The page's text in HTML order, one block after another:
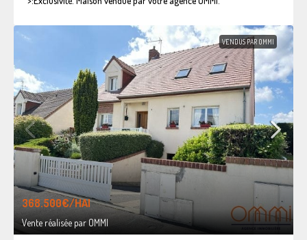
VENDUS PAR OMMI
368.500€/HAI
Vente réalisée par OMMI